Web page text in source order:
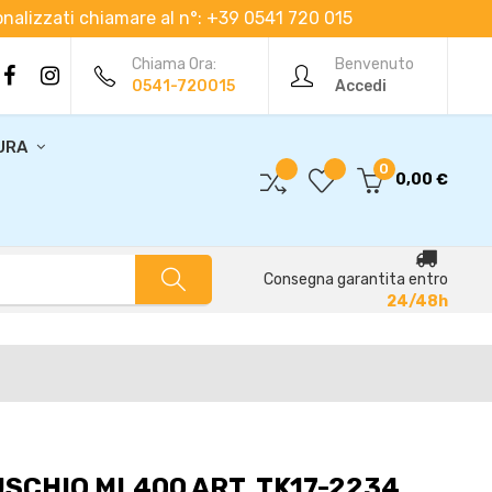
chiamare al n°: +39 0541 720 015
Benvenuto
Accedi
Chiama Ora:
0541-720015
0
0,00 €
Consegna garantita entro
24/48h